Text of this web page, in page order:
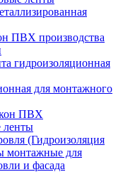
ПВХ производства
гидроизоляционная
для монтажного
ПВХ
ленты
(Гидроизоляция
монтажные для
и фасада